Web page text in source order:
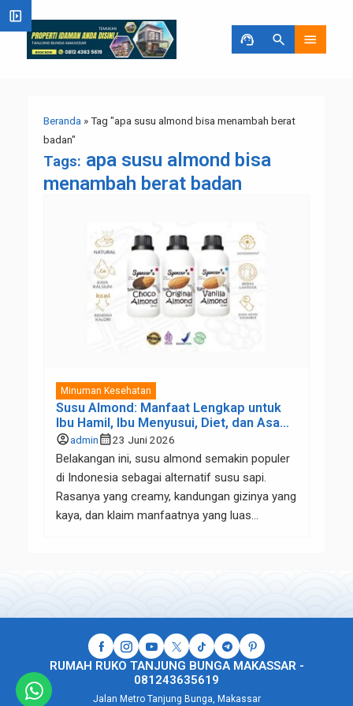
support_agent search menu
Beranda »Tag "apa susu almond bisa menambah berat
badan"
Tags: apa susu almond bisa
menambah berat badan
Minuman Kesehatan
Susu Almond: Manfaat Lengkap untuk
Ibu Hamil, Ibu Menyusui, Diet, dan Asam
Lambung
account_circleadmincalendar_month23 Juni 2026
Belakangan ini, susu almond semakin populer
di Indonesia sebagai alternatif susu sapi.
Rasanya yang creamy, kandungan gizinya yang
kaya, dan klaim manfaatnya yang luas
left_panel_open
RUMAH RUKO TANJUNG BUNGA MAKASSAR -
081243635619
Jalan Metro Tanjung Bunga, Makassar